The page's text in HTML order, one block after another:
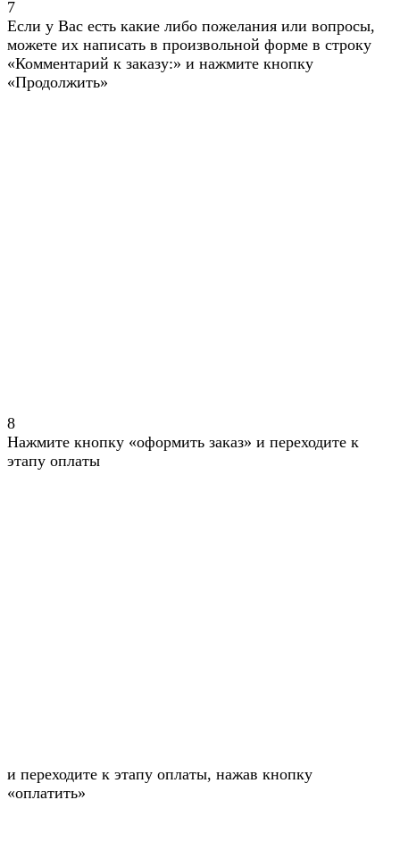
7
Если у Вас есть какие либо пожелания или вопросы,
можете их написать в произвольной форме в строку
«Комментарий к заказу:» и нажмите кнопку
«Продолжить»
8
Нажмите кнопку «оформить заказ» и переходите к
этапу оплаты
и переходите к этапу оплаты, нажав кнопку
«оплатить»